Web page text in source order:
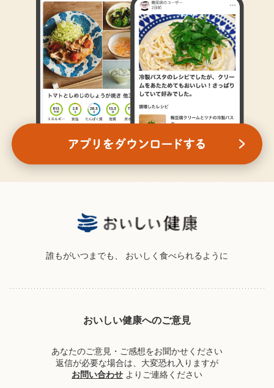
誰もがいつまでも、 おいしく食べられるように
おいしい健康へのご意見
あなたのご意見・ご感想をお聞かせください
返信が必要な場合は、大変恐れ入りますが
お問い合わせ よりご連絡ください